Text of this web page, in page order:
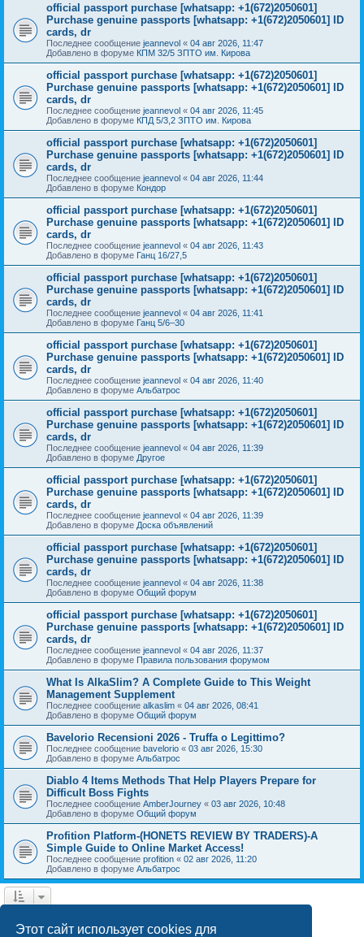
Этот сайт использует cookies для
official passport purchase [whatsapp: +1(672)2050601]
Purchase genuine passports [whatsapp: +1(672)2050601] ID
cards, dr
Последнее сообщение jeannevol « 04 авг 2026, 11:47
Добавлено в форуме КПМ 32/5 ЗПТО им. Кирова
official passport purchase [whatsapp: +1(672)2050601]
Purchase genuine passports [whatsapp: +1(672)2050601] ID
cards, dr
Последнее сообщение jeannevol « 04 авг 2026, 11:45
Добавлено в форуме КПД 5/3,2 ЗПТО им. Кирова
official passport purchase [whatsapp: +1(672)2050601]
Purchase genuine passports [whatsapp: +1(672)2050601] ID
cards, dr
Последнее сообщение jeannevol « 04 авг 2026, 11:44
Добавлено в форуме Кондор
official passport purchase [whatsapp: +1(672)2050601]
Purchase genuine passports [whatsapp: +1(672)2050601] ID
cards, dr
Последнее сообщение jeannevol « 04 авг 2026, 11:43
Добавлено в форуме Ганц 16/27,5
official passport purchase [whatsapp: +1(672)2050601]
Purchase genuine passports [whatsapp: +1(672)2050601] ID
cards, dr
Последнее сообщение jeannevol « 04 авг 2026, 11:41
Добавлено в форуме Ганц 5/6–30
official passport purchase [whatsapp: +1(672)2050601]
Purchase genuine passports [whatsapp: +1(672)2050601] ID
cards, dr
Последнее сообщение jeannevol « 04 авг 2026, 11:40
Добавлено в форуме Альбатрос
official passport purchase [whatsapp: +1(672)2050601]
Purchase genuine passports [whatsapp: +1(672)2050601] ID
cards, dr
Последнее сообщение jeannevol « 04 авг 2026, 11:39
Добавлено в форуме Другое
official passport purchase [whatsapp: +1(672)2050601]
Purchase genuine passports [whatsapp: +1(672)2050601] ID
cards, dr
Последнее сообщение jeannevol « 04 авг 2026, 11:39
Добавлено в форуме Доска объявлений
official passport purchase [whatsapp: +1(672)2050601]
Purchase genuine passports [whatsapp: +1(672)2050601] ID
cards, dr
Последнее сообщение jeannevol « 04 авг 2026, 11:38
Добавлено в форуме Общий форум
official passport purchase [whatsapp: +1(672)2050601]
Purchase genuine passports [whatsapp: +1(672)2050601] ID
cards, dr
Последнее сообщение jeannevol « 04 авг 2026, 11:37
Добавлено в форуме Правила пользования форумом
What Is AlkaSlim? A Complete Guide to This Weight
Management Supplement
Последнее сообщение alkaslim « 04 авг 2026, 08:41
Добавлено в форуме Общий форум
Bavelorio Recensioni 2026 - Truffa o Legittimo?
Последнее сообщение bavelorio « 03 авг 2026, 15:30
Добавлено в форуме Альбатрос
Diablo 4 Items Methods That Help Players Prepare for
Difficult Boss Fights
Последнее сообщение AmberJourney « 03 авг 2026, 10:48
Добавлено в форуме Общий форум
Profition Platform-(HONETS REVIEW BY TRADERS)-A
Simple Guide to Online Market Access!
Последнее сообщение profition « 02 авг 2026, 11:20
Добавлено в форуме Альбатрос